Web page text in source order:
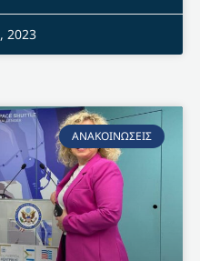
2023
ΑΝΑΚΟΙΝΩΣΕΙΣ